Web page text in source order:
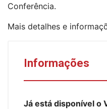
Conferência.
Mais detalhes e
Informações
Já está disponível o